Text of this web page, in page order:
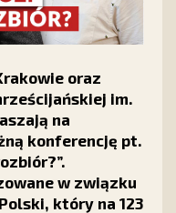
oraz
im.
na
konferencję pt.
w związku
który na 123